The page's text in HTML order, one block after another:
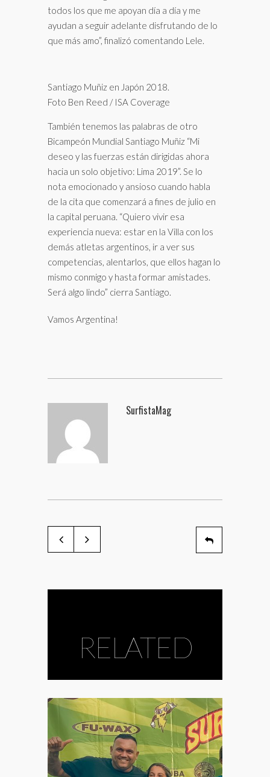
todos los que me apoyan día a día y me
ayudan a seguir adelante disfrutando de lo
que más amo”, finalizó comentando Lele.
Santiago Muñiz en Japón 2018.
Foto Ben Reed / ISA Coverage
También tenemos las palabras de otro
Bicampeón Mundial Santiago Muñiz “Mi
deseo y las fuerzas están dirigidas ahora
hacia un solo objetivo: Lima 2019”. Se lo
nota emocionado y ansioso cuando habla
de la cita que comenzará a fines de julio en
la capital peruana. “Quiero vivir esa
experiencia nueva: estar en la Villa con los
demás atletas argentinos, ir a ver sus
competencias, alentarlos, que ellos hagan lo
mismo conmigo y hasta formar amistades.
Será algo lindo” cierra Santiago.
Vamos Argentina!
SurfistaMag
RELATED